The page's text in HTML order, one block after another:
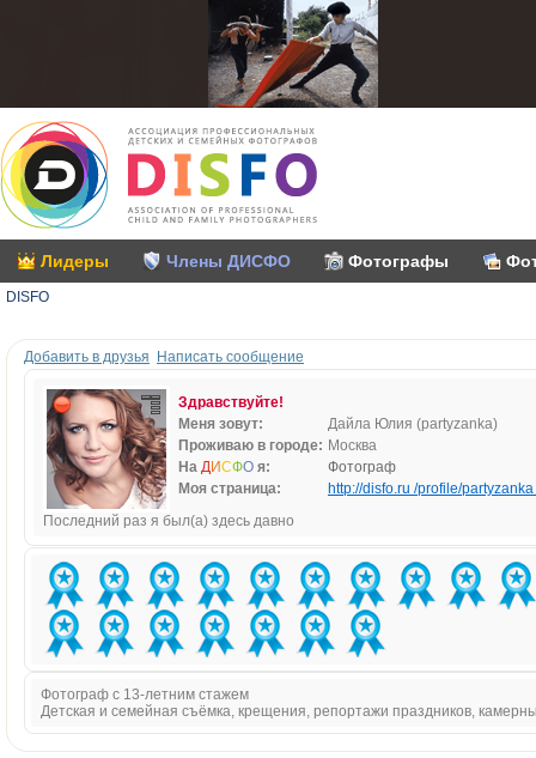
Лидеры Члены ДИСФО Фотографы
DISFO
Добавить в друзья Написать сообщение
Здравствуйте!
Меня зовут:
Дайла Юлия (partyzanka)
Проживаю в городе: Москва
На ДИСФО я:
Фотограф
Моя страница:
http://disfo.ru /profile/partyzanka
Последний раз я был(а) здесь давно
Фотограф с 13-летним стажем
Детская и семейная съёмка, крещения, репортажи праздников,